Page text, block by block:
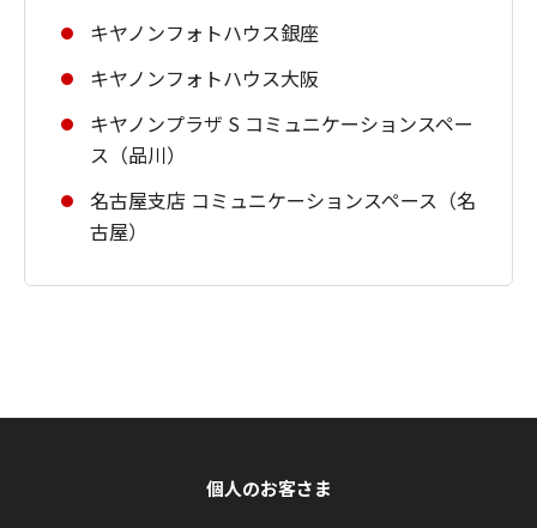
キヤノンフォトハウス銀座
キヤノンフォトハウス大阪
キヤノンプラザ S コミュニケーションスペー
ス（品川）
名古屋支店 コミュニケーションスペース（名
古屋）
個人のお客さま